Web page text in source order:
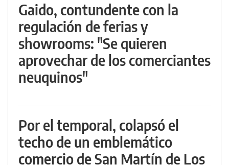
Gaido, contundente con la
regulación de ferias y
showrooms: "Se quieren
aprovechar de los comerciantes
neuquinos"
Por el temporal, colapsó el
techo de un emblemático
comercio de San Martín de Los